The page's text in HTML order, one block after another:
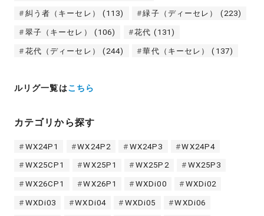
糾う者（キーセレ） (113) 緑子（ディーセレ） (223)
翠子（キーセレ） (106) 花代 (131)
花代（ディーセレ） (244) 華代（キーセレ） (137)
ルリグ一覧はこちら
カテゴリから探す
WX24P1 WX24P2 WX24P3 WX24P4
WX25CP1 WX25P1 WX25P2 WX25P3
WX26CP1 WX26P1 WXDi00 WXDi02
WXDi03 WXDi04 WXDi05 WXDi06